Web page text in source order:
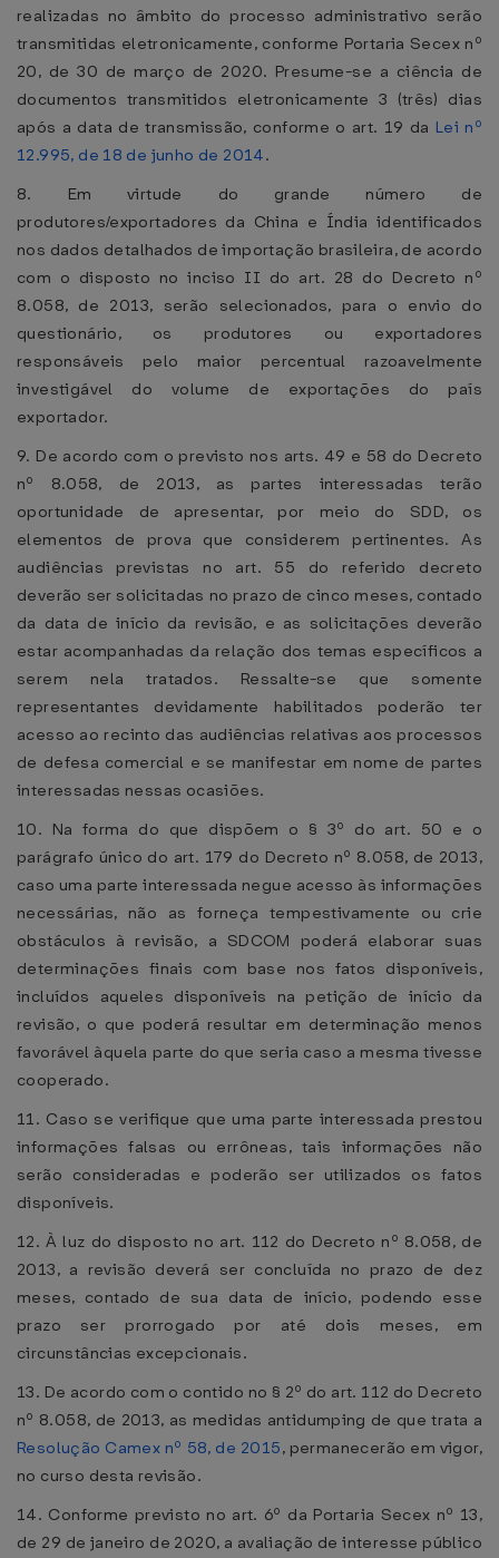
realizadas no âmbito do processo administrativo serão
transmitidas eletronicamente, conforme Portaria Secex nº
20, de 30 de março de 2020. Presume-se a ciência de
documentos transmitidos eletronicamente 3 (três) dias
após a data de transmissão, conforme o art. 19 da Lei nº
12.995, de 18 de junho de 2014.
8. Em virtude do grande número de
produtores/exportadores da China e Índia identificados
nos dados detalhados de importação brasileira, de acordo
com o disposto no inciso II do art. 28 do Decreto nº
8.058, de 2013, serão selecionados, para o envio do
questionário, os produtores ou exportadores
responsáveis pelo maior percentual razoavelmente
investigável do volume de exportações do país
exportador.
9. De acordo com o previsto nos arts. 49 e 58 do Decreto
nº 8.058, de 2013, as partes interessadas terão
oportunidade de apresentar, por meio do SDD, os
elementos de prova que considerem pertinentes. As
audiências previstas no art. 55 do referido decreto
deverão ser solicitadas no prazo de cinco meses, contado
da data de início da revisão, e as solicitações deverão
estar acompanhadas da relação dos temas específicos a
serem nela tratados. Ressalte-se que somente
representantes devidamente habilitados poderão ter
acesso ao recinto das audiências relativas aos processos
de defesa comercial e se manifestar em nome de partes
interessadas nessas ocasiões.
10. Na forma do que dispõem o § 3º do art. 50 e o
parágrafo único do art. 179 do Decreto nº 8.058, de 2013,
caso uma parte interessada negue acesso às informações
necessárias, não as forneça tempestivamente ou crie
obstáculos à revisão, a SDCOM poderá elaborar suas
determinações finais com base nos fatos disponíveis,
incluídos aqueles disponíveis na petição de início da
revisão, o que poderá resultar em determinação menos
favorável àquela parte do que seria caso a mesma tivesse
cooperado.
11. Caso se verifique que uma parte interessada prestou
informações falsas ou errôneas, tais informações não
serão consideradas e poderão ser utilizados os fatos
disponíveis.
12. À luz do disposto no art. 112 do Decreto nº 8.058, de
2013, a revisão deverá ser concluída no prazo de dez
meses, contado de sua data de início, podendo esse
prazo ser prorrogado por até dois meses, em
circunstâncias excepcionais.
13. De acordo com o contido no § 2º do art. 112 do Decreto
nº 8.058, de 2013, as medidas antidumping de que trata a
Resolução Camex nº 58, de 2015, permanecerão em vigor,
no curso desta revisão.
14. Conforme previsto no art. 6º da Portaria Secex nº 13,
de 29 de janeiro de 2020, a avaliação de interesse público